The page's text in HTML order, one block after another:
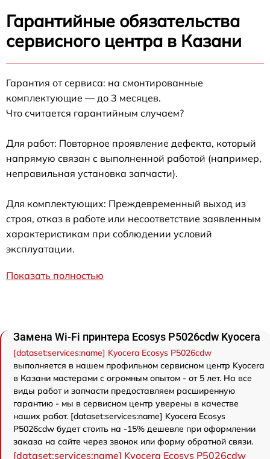
Гарантийные обязательства
сервисного центра в Казани
Гарантия от сервиса: на смонтированные
комплектующие — до 3 месяцев.
Что считается гарантийным случаем?
Для работ: Повторное проявление дефекта, который
напрямую связан с выполненной работой (например,
неправильная установка запчасти).
Для комплектующих: Преждевременный выход из
строя, отказ в работе или несоответствие заявленным
характеристикам при соблюдении условий
эксплуатации.
Показать полностью
Замена Wi-Fi принтера Ecosys P5026cdw Kyocera
[dataset:services:name] Kyocera Ecosys P5026cdw
выполняется в нашем профильном сервисном центр Kyocera
в Казани мастерами с огромным опытом - от 5 лет. На все
виды работ и запчасти предоставляем расширенную
гарантию - мы в сервисном центр уверены в качестве
наших работ. [dataset:services:name] Kyocera Ecosys
P5026cdw будет стоить на -15% дешевле при оформлении
заказа на сайте через звонок или форму обратной связи.
[dataset:services:name] Kyocera Ecosys P5026cdw